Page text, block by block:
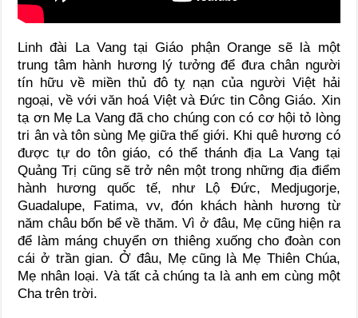
Linh đài La Vang tại Giáo phận Orange sẽ là một
trung tâm hành hương lý tưởng để đưa chân người
tín hữu về miền thủ đô tỵ nạn của người Việt hải
ngoại, về với văn hoá Việt và Đức tin Công Giáo. Xin
tạ ơn Mẹ La Vang đã cho chúng con có cơ hội tỏ lòng
tri ân và tôn sùng Mẹ giữa thế giới. Khi quê hương có
được tự do tôn giáo, có thể thánh địa La Vang tại
Quảng Trị cũng sẽ trở nên một trong những địa điểm
hành hương quốc tế, như Lộ Đức, Medjugorje,
Guadalupe, Fatima, vv, đón khách hành hương từ
năm châu bốn bể về thăm. Vì ở đâu, Mẹ cũng hiện ra
để làm máng chuyển ơn thiêng xuống cho đoàn con
cái ở trần gian. Ở đâu, Mẹ cũng là Mẹ Thiên Chúa,
Mẹ nhân loại. Và tất cả chúng ta là anh em cùng một
Cha trên trời.